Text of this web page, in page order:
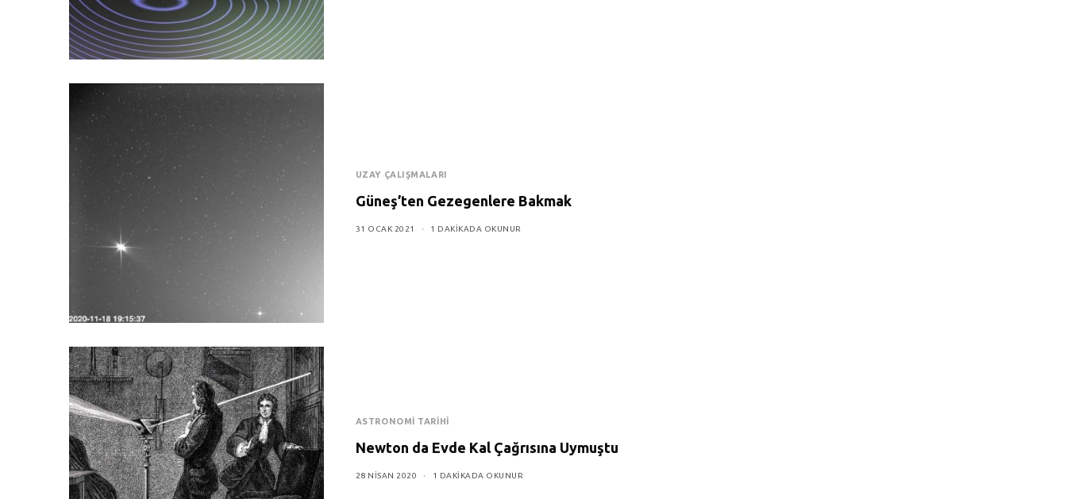
UZAY ÇALIŞMALARI
Güneş’ten Gezegenlere Bakmak
31 OCAK 2021 1 DAKIKADA OKUNUR
ASTRONOMI TARIHI
Newton da Evde Kal Çağrısına Uymuştu
28 NISAN 2020 1 DAKIKADA OKUNUR